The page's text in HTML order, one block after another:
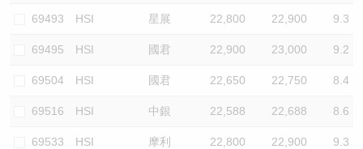
69493 HSI 星展 22,800 22,900 9.3
69495 HSI 國君 22,900 23,000 9.2
69504 HSI 國君 22,650 22,750 8.4
69516 HSI 中銀 22,588 22,688 8.6
69533 HSI 摩利 22,800 22,900 9.3